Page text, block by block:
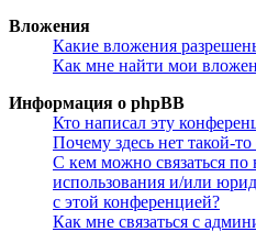
Вложения
Какие вложения
Как мне найти мои
Информация о phpBB
Кто написал эту
Почему здесь нет такой-
С кем можно связаться по
использования и/или
с этой конференцией?
Как мне связаться с